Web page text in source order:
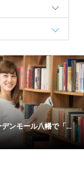
ンモール八幡で「...